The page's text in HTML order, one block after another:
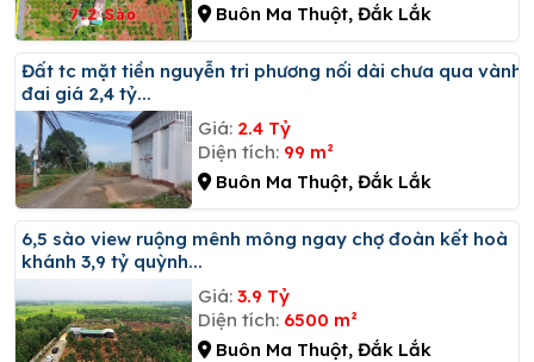
Buôn Ma Thuột, Đắk Lắk
đất tc mặt tiền nguyễn tri phương nối dài chưa qua vành
đai giá 2,4 tỷ...
Giá: 2.4 Tỷ
Diện tích: 99 m²
Buôn Ma Thuột, Đắk Lắk
6,5 sào view ruộng mênh mông ngay chợ đoàn kết hoà
khánh 3,9 tỷ quỳnh...
Giá: 3.9 Tỷ
Diện tích: 6500 m²
Buôn Ma Thuột, Đắk Lắk